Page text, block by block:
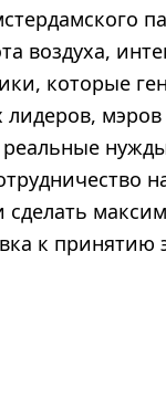
воздуха,
которые
к принятию